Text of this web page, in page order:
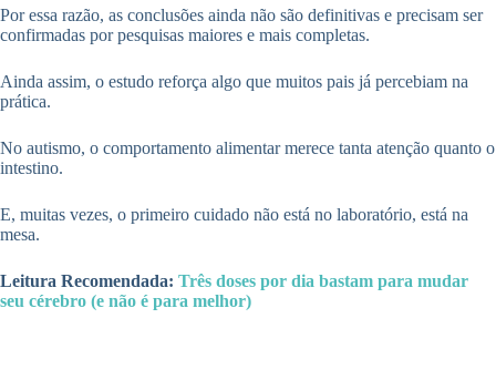
Por essa razão, as conclusões ainda não são definitivas e precisam ser
confirmadas por pesquisas maiores e mais completas.
Ainda assim, o estudo reforça algo que muitos pais já percebiam na
prática.
No autismo, o comportamento alimentar merece tanta atenção quanto o
intestino.
E, muitas vezes, o primeiro cuidado não está no laboratório, está na
mesa.
Leitura Recomendada: Três doses por dia bastam para mudar
seu cérebro (e não é para melhor)